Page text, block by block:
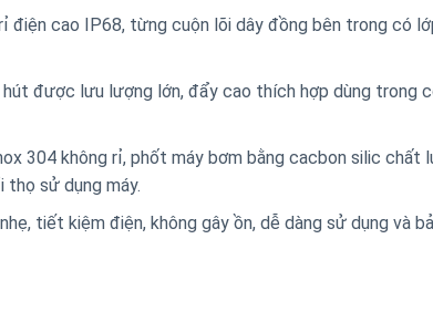
điện cao IP68, từng cuộn lõi dây đồng bên trong có
được lưu lượng lớn, đẩy cao thích hợp dùng trong
304 không rỉ, phốt máy bơm bằng cacbon silic chất
sử dụng máy.
tiết kiệm điện, không gây ồn, dễ dàng sử dụng và